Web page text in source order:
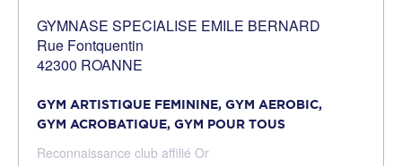
GYMNASE SPECIALISE EMILE BERNARD
Rue Fontquentin
42300 ROANNE
GYM ARTISTIQUE FEMININE, GYM AEROBIC,
GYM ACROBATIQUE, GYM POUR TOUS
Reconnaissance club affilié Or